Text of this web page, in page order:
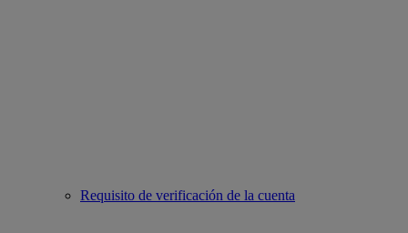
Requisito de verificación de la cuenta